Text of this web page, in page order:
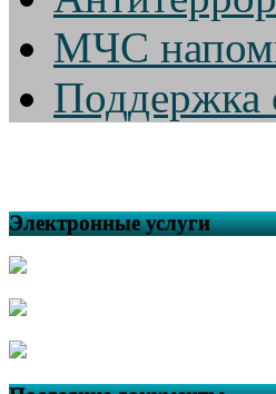
МЧС
Поддержка
Электронные услуги